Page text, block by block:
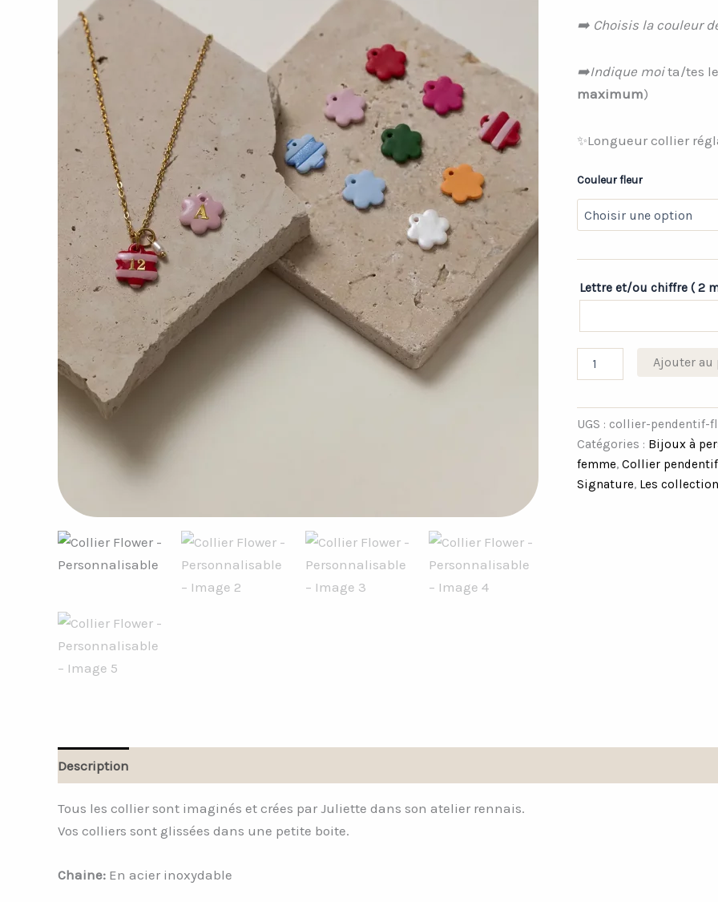
➡️ Choisis la couleur
➡️Indique moita/tes
maximum)
✨Longueur collier
Couleur fleur
Lettre et/ou chiffre ( 2
Ajouter au
UGS : collier-pendentif-
Catégories : Bijoux à
femme, Collier
Signature, Les
Description
Tous les collier sont imaginés et crées par Juliette dans son atelier rennais.
Vos colliers sont glissées dans une petite boite.
Chaine: En acier inoxydable